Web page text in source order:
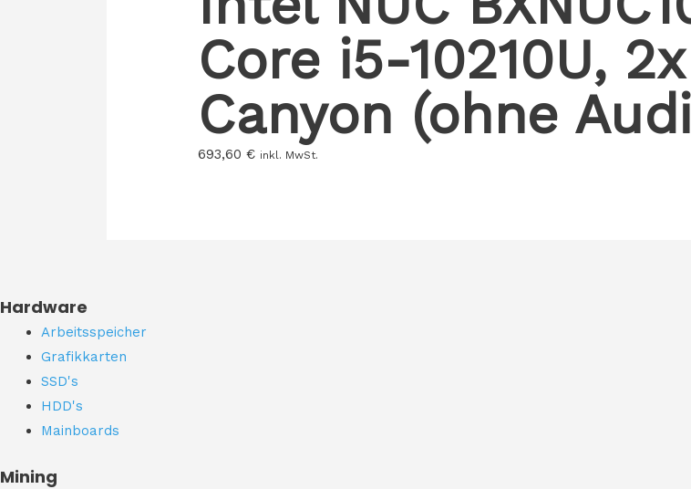
Core i5-10210U,
Canyon (ohne
693,60€ inkl. MwSt.
Hardware
Arbeitsspeicher
Grafikkarten
SSD's
HDD's
Mainboards
Mining